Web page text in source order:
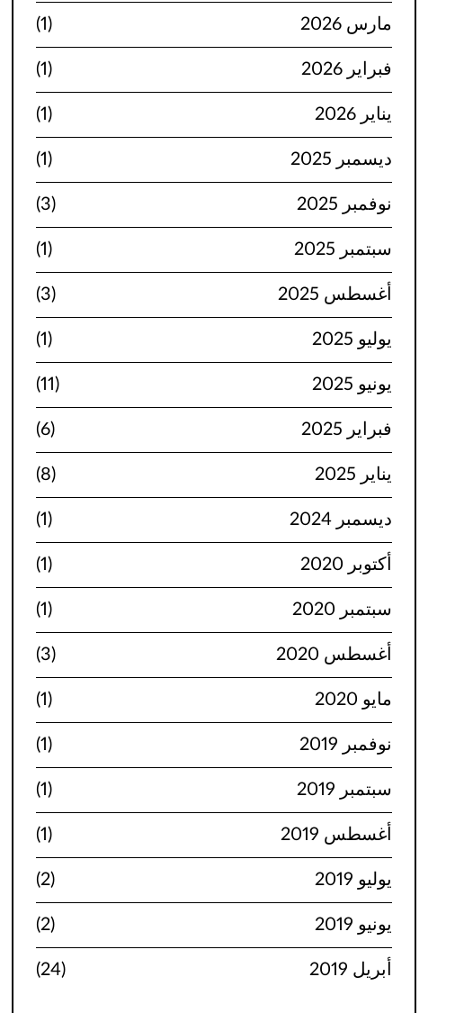
مارس 2026 (1)
فبراير 2026 (1)
يناير 2026 (1)
ديسمبر 2025 (1)
نوفمبر 2025 (3)
سبتمبر 2025 (1)
أغسطس 2025 (3)
يوليو 2025 (1)
يونيو 2025 (11)
فبراير 2025 (6)
يناير 2025 (8)
ديسمبر 2024 (1)
أكتوبر 2020 (1)
سبتمبر 2020 (1)
أغسطس 2020 (3)
مايو 2020 (1)
نوفمبر 2019 (1)
سبتمبر 2019 (1)
أغسطس 2019 (1)
يوليو 2019 (2)
يونيو 2019 (2)
أبريل 2019 (24)